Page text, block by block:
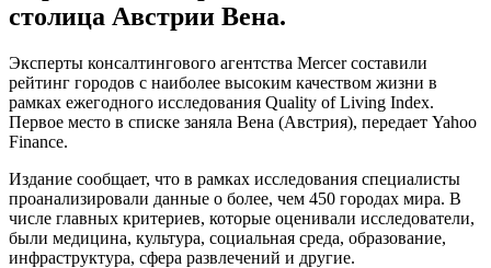
столица Австрии Вена.
Эксперты консалтингового агентства Mercer составили
рейтинг городов с наиболее высоким качеством жизни в
рамках ежегодного исследования Quality of Living Index.
Первое место в списке заняла Вена (Австрия), передает Yahoo
Finance.
Издание сообщает, что в рамках исследования специалисты
проанализировали данные о более, чем 450 городах мира. В
числе главных критериев, которые оценивали исследователи,
были медицина, культура, социальная среда, образование,
инфраструктура, сфера развлечений и другие.